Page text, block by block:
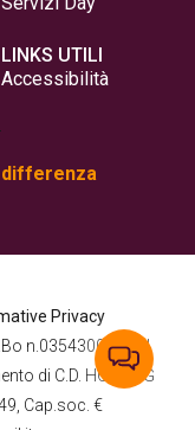
LINKS UTILI
Accessibilità
Privacy
n.03543000370 |
di C.D. HOLDING
Cap.soc. €